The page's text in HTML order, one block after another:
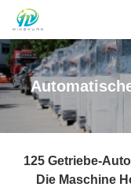
125 Getriebe-
Die Maschine